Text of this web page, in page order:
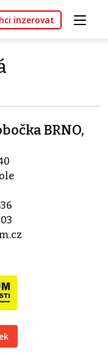
inzerovat
BRNO,